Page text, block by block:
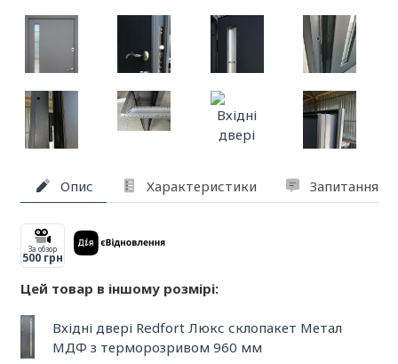
Опис Характеристики Запитання
За обзор
500 грн
Цей товар в іншому розмірі:
Вхідні двері Redfort Люкс склопакет Метал
МДФ з терморозривом 960 мм